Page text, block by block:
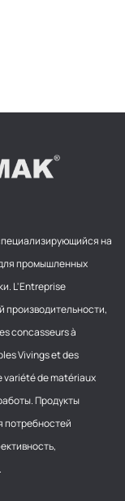
на
промышленных
L'Entreprise
производительности,
concasseurs à
Vivings et des
variété de matériaux
Продукты
потребностей